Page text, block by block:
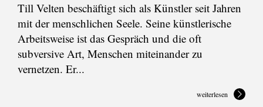
Till Velten beschäftigt sich als Künstler seit Jahren
mit der menschlichen Seele. Seine künstlerische
Arbeitsweise ist das Gespräch und die oft
subversive Art, Menschen miteinander zu
vernetzen. Er...
weiterlesen